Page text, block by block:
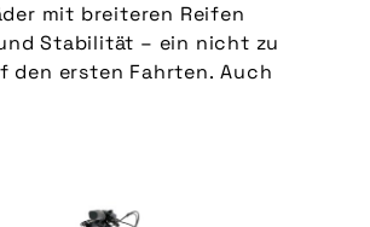
mit breiteren Reifen
Stabilität – ein nicht zu
den ersten Fahrten. Auch
ein Rad ohne Motor und Akku